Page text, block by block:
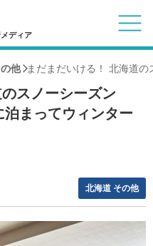
ディア
他 まだまだいける！ 北海道
スノーシーズン
まってウィンター
北海道 その他